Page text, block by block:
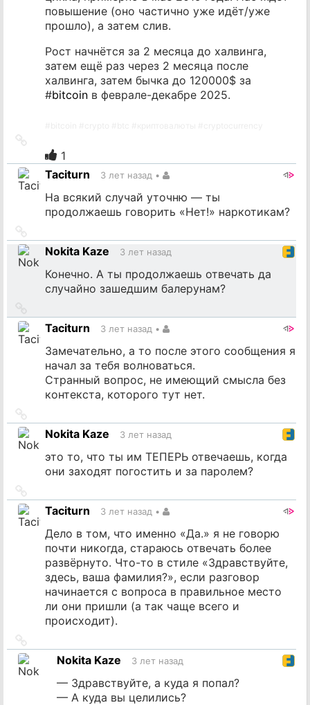
повышение (оно частично уже идёт/уже
прошло), а затем слив.
Рост начнётся за 2 месяца до халвинга,
затем ещё раз через 2 месяца после
халвинга, затем бычка до 120000$ за
#bitcoin в феврале-декабре 2025.
источник
1
Taciturn
3 лет назад •
На всякий случай уточню — ты
продолжаешь говорить «Нет!» наркотикам?
на
источник
Nokita Kaze 3 лет назад
Конечно. А ты продолжаешь отвечать да
случайно зашедшим балерунам?
на
источник
Taciturn 3 лет назад •
Замечательно, а то после этого сообщения я
начал за тебя волноваться.
Странный вопрос, не имеющий смысла без
контекста, которого тут нет.
на
источник
Nokita Kaze 3 лет назад
это то, что ты им ТЕПЕРЬ отвечаешь, когда
они заходят погостить и за паролем?
на
источник
Taciturn 3 лет назад •
Дело в том, что именно «Да.» я не говорю
почти никогда, стараюсь отвечать более
развёрнуто. Что-то в стиле «Здравствуйте,
здесь, ваша фамилия?», если разговор
начинается с вопроса в правильное место
ли они пришли (а так чаще всего и
происходит).
на
источникNokita Kaze 3 лет назад
— Здравствуйте, а куда я попал?
— А куда вы целились?